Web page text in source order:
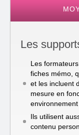
Les
Les
fiches mémo,
et les incluent
mesure en
Ils utilisent
contenu